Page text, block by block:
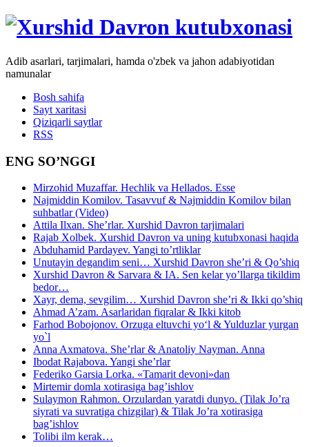
Adib asarlari, tarjimalari, hamda o'zbek va jahon adabiyotidan
namunalar
Bosh sahifa
Sayt xaritasi
Qiziqarli saytlar
RSS
ENG SO’NGGI
Mirzohid Muzaffar. Hechlik va Hellados. Esse
Najmiddin Komilov. Tasavvuf & Najmiddin Komilov bilan
suhbatlar (Video)
Attila Ilxan. She’rlar. Xurshid Davron tarjimalari
Rajab Xolbek. Xurshid Davron va uning kutubxonasi haqida
Abduhamid Pardayev. Yangi to’rtliklar
Unutayin degandim seni… Xurshid Davron she’ri & Qo’shiq
Xurshid Davron & Sarvara & IA. Sen kelar yo’llarga tikildim
bedor…
Xayr, dema, sevgilim… Xurshid Davron she’ri & Ikki qo’shiq
Ahmad A’zam. Asarlaridan fiqralar & Ikki kitob
Farhod Bobojonov. Orzuga eltuvchi yo‘l & Yulduzlar yurgan
yo`l
Anna Axmatova. She’rlar & Anatoliy Nayman. Anna
Ibodat Rajabova. Yangi she’rlar
Federiko Garsia Lorka. «Tamarit devoni»dan
Mirtemir domla xotirasiga bag’ishlov
Sulaymon Rahmon. Orzulardan yaratdi dunyo. (Tilak Jo’ra
siyrati va suvratiga chizgilar) & Tilak Jo’ra xotirasiga
bag’ishlov
Tolibi ilm kerak…